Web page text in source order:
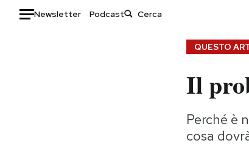
Newsletter Podcast
Consumismi
QUESTO
Il
Perché è
cosa